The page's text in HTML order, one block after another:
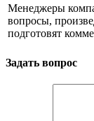
Менеджеры
вопросы,
подготовят
Задать вопрос